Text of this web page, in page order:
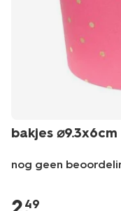
bakjes
nog geen
cadeau/
49